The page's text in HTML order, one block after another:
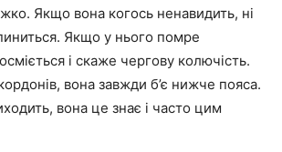
Якщо вона когось ненавидить, ні
Якщо у нього помре
і скаже чергову колючість.
вона завжди б’є нижче пояса.
вона це знає і часто цим